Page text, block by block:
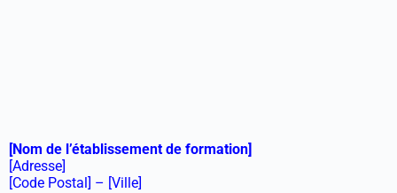
[Nom de l’établissement de formation]
[Adresse]
[Code Postal] – [Ville]